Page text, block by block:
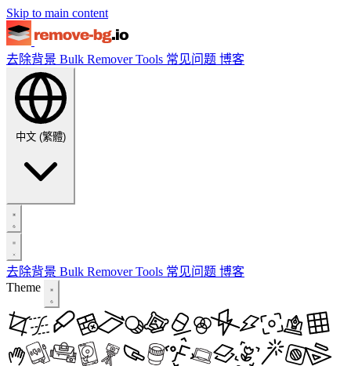
Skip to main content
去除背景 Bulk RemoverTools 常见问题 博客
中文 (繁體)
去除背景 Bulk RemoverTools 常见问题 博客
Theme